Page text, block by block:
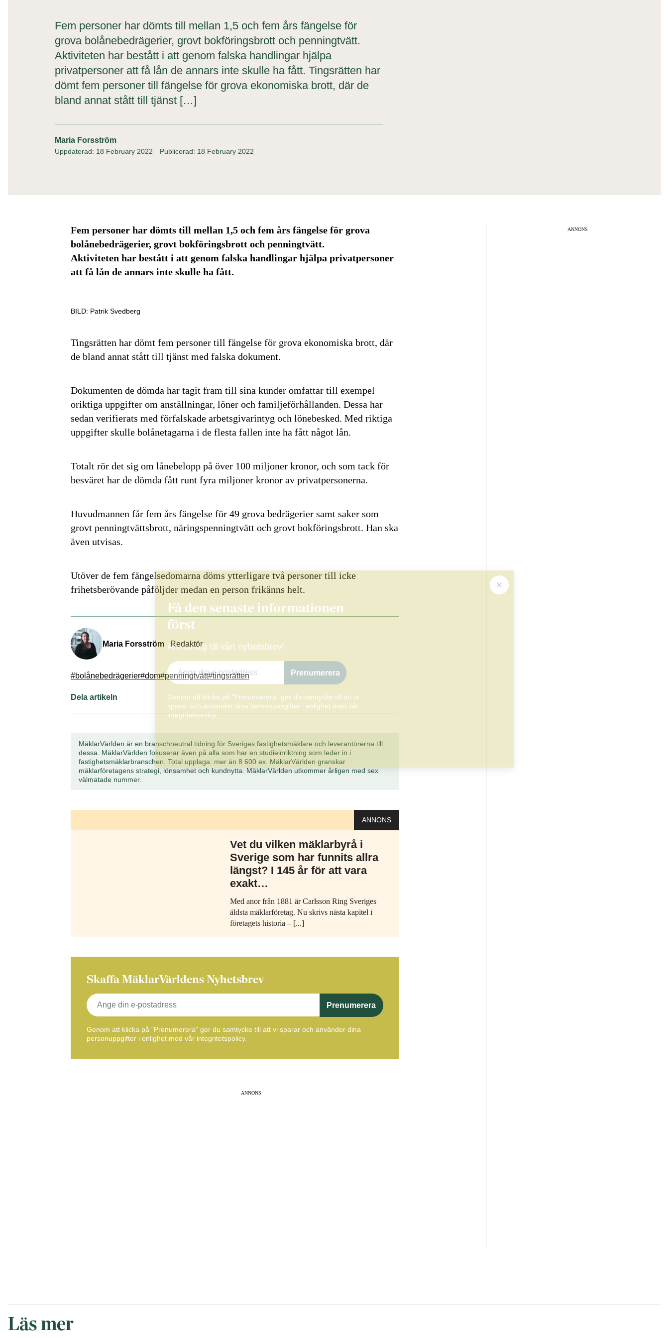
Fem personer har dömts till mellan 1,5 och fem års fängelse för
grova bolånebedrägerier, grovt bokföringsbrott och penningtvätt.
Aktiviteten har bestått i att genom falska handlingar hjälpa
privatpersoner att få lån de annars inte skulle ha fått. Tingsrätten har
dömt fem personer till fängelse för grova ekonomiska brott, där de
bland annat stått till tjänst […]
Maria Forsström
Uppdaterad: 18 February 2022 Publicerad: 18 February 2022
Fem personer har dömts till mellan 1,5 och fem års fängelse för grova
bolånebedrägerier, grovt bokföringsbrott och penningtvätt.
Aktiviteten har bestått i att genom falska handlingar hjälpa privatpersoner
att få lån de annars inte skulle ha fått.
BILD: Patrik Svedberg
Tingsrätten har dömt fem personer till fängelse för grova ekonomiska brott, där
de bland annat stått till tjänst med falska dokument.
Dokumenten de dömda har tagit fram till sina kunder omfattar till exempel
oriktiga uppgifter om anställningar, löner och familjeförhållanden. Dessa har
sedan verifierats med förfalskade arbetsgivarintyg och lönebesked. Med riktiga
uppgifter skulle bolånetagarna i de flesta fallen inte ha fått något lån.
Totalt rör det sig om lånebelopp på över 100 miljoner kronor, och som tack för
besväret har de dömda fått runt fyra miljoner kronor av privatpersonerna.
Huvudmannen får fem års fängelse för 49 grova bedrägerier samt saker som
grovt penningtvättsbrott, näringspenningtvätt och grovt bokföringsbrott. Han ska
även utvisas.
Utöver de fem fängelsedomarna döms ytterligare två personer till icke
frihetsberövande påföljder medan en person frikänns helt.
Maria Forsström Redaktör
#bolånebedrägerier#dom#penningtvätt#tingsrätten
Dela artikeln
MäklarVärlden är en branschneutral tidning för Sveriges fastighetsmäklare och leverantörerna till
dessa. MäklarVärlden fokuserar även på alla som har en studieinriktning som leder in i
fastighetsmäklarbranschen. Total upplaga: mer än 8 600 ex. MäklarVärlden granskar
mäklarföretagens strategi, lönsamhet och kundnytta. MäklarVärlden utkommer årligen med sex
välmatade nummer.
ANNONS
Vet du vilken mäklarbyrå i
Sverige som har funnits allra
längst? I 145 år för att vara
exakt…
Med anor från 1881 är Carlsson Ring Sveriges
äldsta mäklarföretag. Nu skrivs nästa kapitel i
företagets historia – [...]
Skaffa MäklarVärldens Nyhetsbrev
Prenumerera
Genom att klicka på "Prenumerera" ger du samtycke till att vi sparar och använder dina
personuppgifter i enlighet med vår integritetspolicy.
ANNONS
ANNONS
Läs mer
Få den senaste informationen
först
Prenumerera
Genom att klicka på "Prenumerera" ger du samtycke till att vi
sparar och använder dina personuppgifter i enlighet med vår